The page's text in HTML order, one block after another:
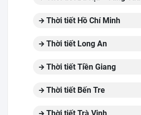
Thời tiết Hồ Chí Minh
Thời tiết Long An
Thời tiết Tiền Giang
Thời tiết Bến Tre